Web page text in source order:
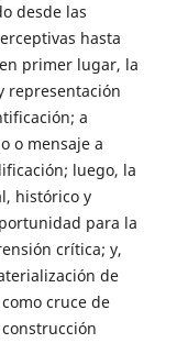
desde las
hasta
primer lugar, la
representación
a
o mensaje a
luego, la
histórico y
para la
crítica; y,
de
cruce de